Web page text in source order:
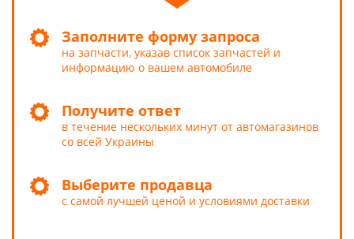
Заполните форму запроса
на запчасти, указав список запчастей и
информацию о вашем автомобиле
Получите ответ
в течение нескольких минут от автомагазинов
со всей Украины
Выберите продавца
с самой лучшей ценой и условиями доставки